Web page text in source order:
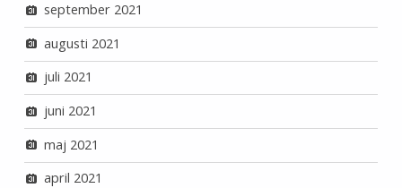
september 2021
augusti 2021
juli 2021
juni 2021
maj 2021
april 2021